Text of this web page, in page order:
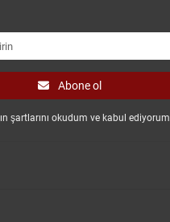
Abone ol
ın şartlarını okudum ve kabul ediyorum